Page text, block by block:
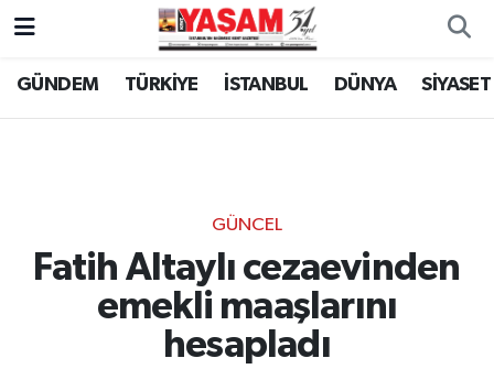
GÜNDEM TÜRKİYE İSTANBUL DÜNYA SİYASET
GÜNCEL
Fatih Altaylı cezaevinden
emekli maaşlarını
hesapladı